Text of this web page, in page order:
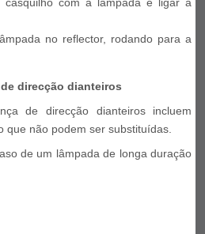
casquilho com a lâmpada e ligar a
no reflector, rodando para a
direcção dianteiros
de direcção dianteiros incluem
que não podem ser substituídas.
de um lâmpada de longa duração